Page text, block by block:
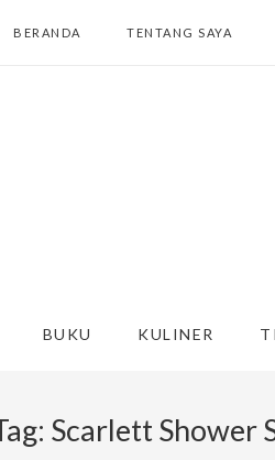
BERANDA TENTANG SAYA
BUKU KULINER
Scarlett Shower